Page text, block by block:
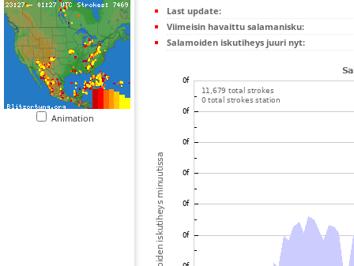
Animation
Last update:
Viimeisin havaittu salamanisku:
Salamoiden iskutiheys juuri nyt: